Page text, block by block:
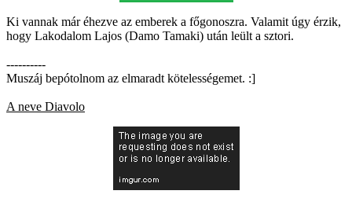
Ki vannak már éhezve az emberek a főgonoszra. Valamit úgy érzik,
hogy Lakodalom Lajos (Damo Tamaki) után leült a sztori.
----------
Muszáj bepótolnom az elmaradt kötelességemet. :]
A neve Diavolo